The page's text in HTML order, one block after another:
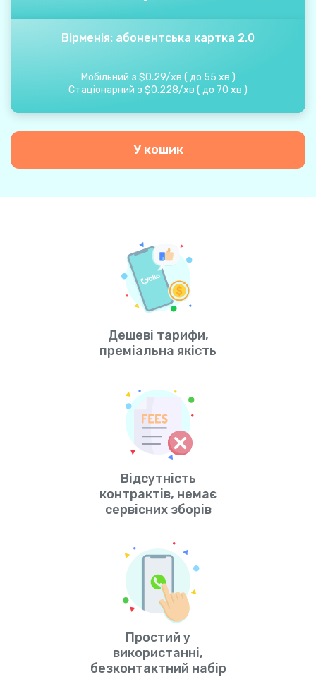
Вірменія: абонентська картка 2.0
Мобільний з $0.29/хв ( до 55 хв )
Стаціонарний з $0.228/хв ( до 70 хв )
У кошик
Дешеві тарифи,
преміальна якість
Відсутність
контрактів, немає
сервісних зборів
Простий у
використанні,
безконтактний набір